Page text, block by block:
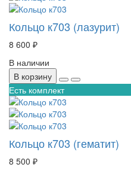
Кольцо к703 (лазурит)
8 600 ₽
В наличии
В корзину
Есть комплект
Кольцо к703 (гематит)
8 500 ₽